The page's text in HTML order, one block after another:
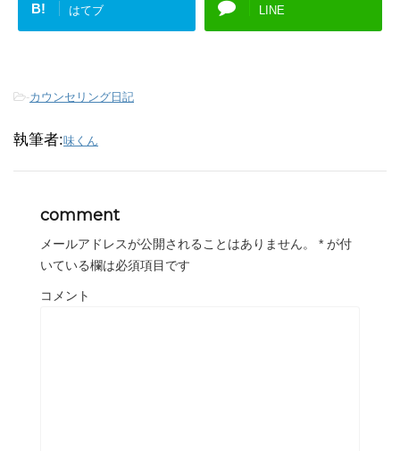
B! はてブ LINE
-カウンセリング日記
執筆者:味くん
comment
メールアドレスが公開されることはありません。 * が付
いている欄は必須項目です
コメント